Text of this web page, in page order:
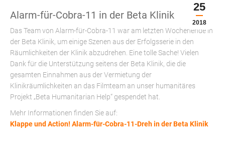
25
2018
Alarm-für-Cobra-11 in der Beta Klinik
Das Team von Alarm-für-Cobra-11 war am letzten Wochenende in
der Beta Klinik, um einige Szenen aus der Erfolgsserie in den
Räumlichkeiten der Klinik abzudrehen. Eine tolle Sache! Vielen
Dank für die Unterstützung seitens der Beta Klinik, die die
gesamten Einnahmen aus der Vermietung der
Klinikräumlichkeiten an das Filmteam an unser humanitäres
Projekt „Beta Humanitarian Help“ gespendet hat.
Mehr Informationen finden Sie auf:
Klappe und Action! Alarm-für-Cobra-11-Dreh in der Beta Klinik